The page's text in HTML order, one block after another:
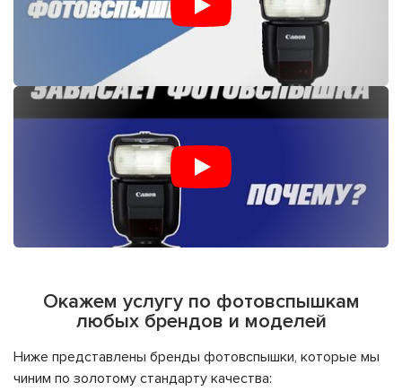
Окажем услугу по фотовспышкам
любых брендов и моделей
Ниже представлены бренды фотовспышки, которые мы
чиним по золотому стандарту качества: